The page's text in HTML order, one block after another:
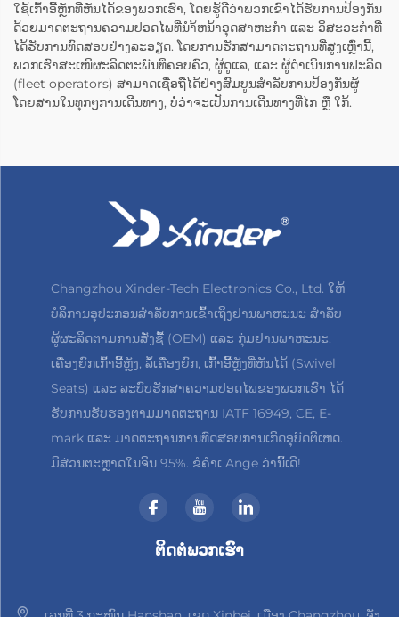
ໃຊ້ເກົ້າອີ້ຫຼັກທີ່ຫັນໄດ້ຂອງພວກເຮົາ, ໂດຍຮູ້ດີວ່າພວກເຂົາໄດ້ຮັບການປ້ອງກັນ
ດ້ວຍມາດຕະຖານຄວາມປອດໄພທີ່ນຳ້ຫນ້າອຸດສາຫະກຳ ແລະ ວິສະວະກຳທີ່
ໄດ້ຮັບການທົດສອບຢ່າງລະອຽດ. ໂດຍການຮັກສາມາດຕະຖານທີ່ສູງເຫຼົ່ານີ້,
ພວກເຮົາສະເໜີຜະລິດຕະພັນທີ່ຄອບຄົວ, ຜູ້ດູແລ, ແລະ ຜູ້ດຳເນີນການຟະລີດ
(fleet operators) ສາມາດເຊື່ອຖືໄດ້ຢ່າງສົມບູນສຳລັບການປ້ອງກັນຜູ້
ໂດຍສານໃນທຸກໆການເດີນທາງ, ບໍ່ວ່າຈະເປັນການເດີນທາງທີ່ໄກ ຫຼື ໃກ້.
Changzhou Xinder-Tech Electronics Co., Ltd. ໃຫ້
ບໍລິການອຸປະກອນສຳລັບການເຂົ້າເຖິງຢານພາຫະນະ ສຳລັບ
ຜູ້ຜະລິດຕາມການສັ່ງຊື້ (OEM) ແລະ ກຸ່ມຢານພາຫະນະ.
ເຄື່ອງຍົກເກົ້າອີ້ຫຼັງ, ລໍ້ເຄື່ອງຍົກ, ເກົ້າອີ້ຫຼັງທີ່ຫັນໄດ້ (Swivel
Seats) ແລະ ລະບົບຮັກສາຄວາມປອດໄພຂອງພວກເຮົາ ໄດ້
ຮັບການຮັບຮອງຕາມມາດຕະຖານ IATF 16949, CE, E-
mark ແລະ ມາດຕະຖານການທົດສອບການເກີດອຸບັດຕິເຫດ.
ມີສ່ວນຕະຫຼາດໃນຈີນ 95%. ຂໍຄຳເ Ange ວ່ານີ້ເດີ!
ຕິດຕໍ່ພວກເຮົາ